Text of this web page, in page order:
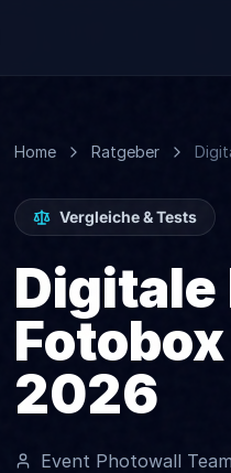
Home Ratgeber
Vergleiche & Tests
Digitale
2026
Event Photowall Team